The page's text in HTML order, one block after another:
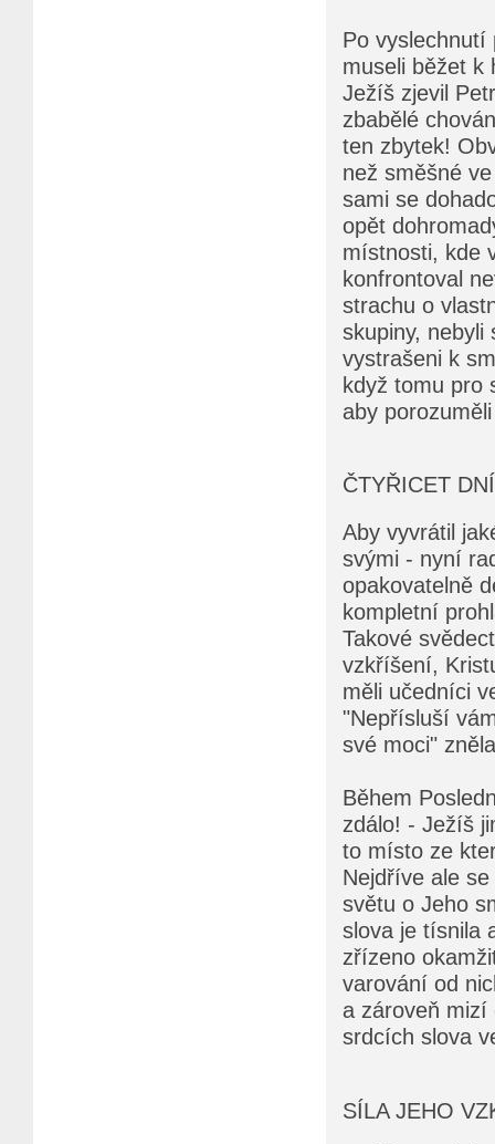
Po vyslechnutí
museli běžet k
Ježíš zjevil
zbabělé
ten zbytek!
než směšné
sami se
opět
místnosti, kde
konfrontoval
strachu o
skupiny, nebyli
vystrašeni k
když tomu pro
aby
ČTYŘICET
Aby vyvrátil
svými - nyní
opakovatelně
kompletní
Takové
vzkříšení,
měli učedníci
"Nepřísluší
své moci"
Během
zdálo! - Ježíš
to místo ze
Nejdříve ale
světu o Jeho
slova je tísnila
zřízeno
varování od
a zároveň mizí
srdcích slova
SÍLA JEHO